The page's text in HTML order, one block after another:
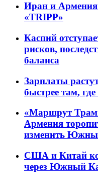
Иран и Армения
«TRIPP»
Каспий
рисков,
баланса
Зарплаты
быстрее там, где
«Маршрут
Армения
изменить
США и Китай
через Южный